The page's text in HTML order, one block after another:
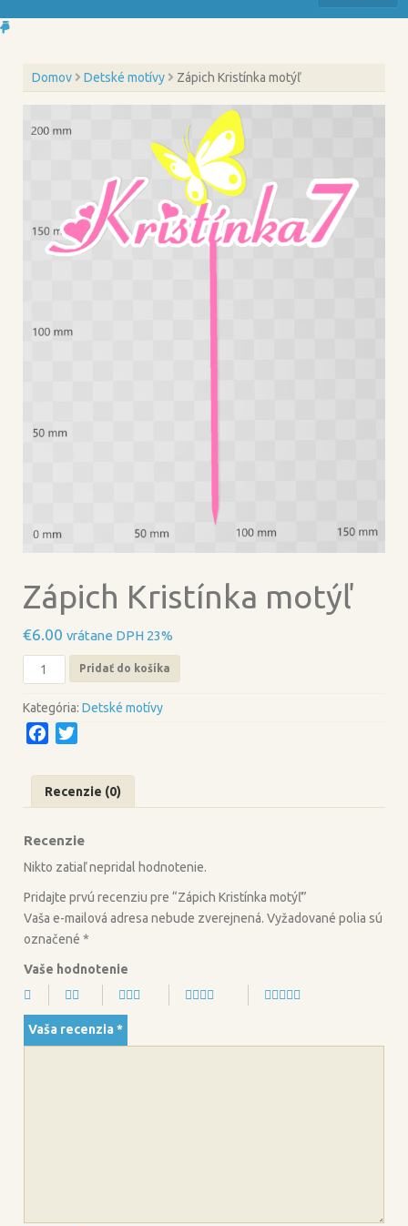
Domov Detské motívy Zápich Kristínka motýľ
Zápich Kristínka motýľ
€6.00 vrátane DPH 23%
množstvo
Zápich
Kristínka
motýľ
Pridať do košíka
Kategória: Detské motívy
c
e
o
o
i
t
e
r
Recenzie (0)
Recenzie
Nikto zatiaľ nepridal hodnotenie.
Pridajte prvú recenziu pre “Zápich Kristínka motýľ”
Vaša e-mailová adresa nebude zverejnená. Vyžadované polia sú
označené *
Vaše hodnotenie
Vaša recenzia *